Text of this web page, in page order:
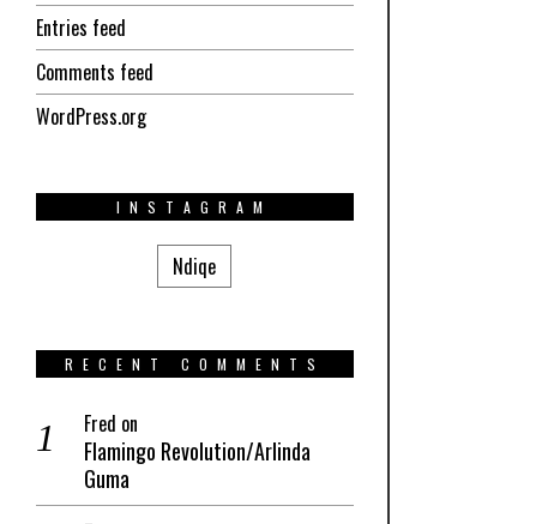
Entries feed
Comments feed
WordPress.org
INSTAGRAM
Ndiqe
RECENT COMMENTS
Fred on
Flamingo Revolution/Arlinda
Guma